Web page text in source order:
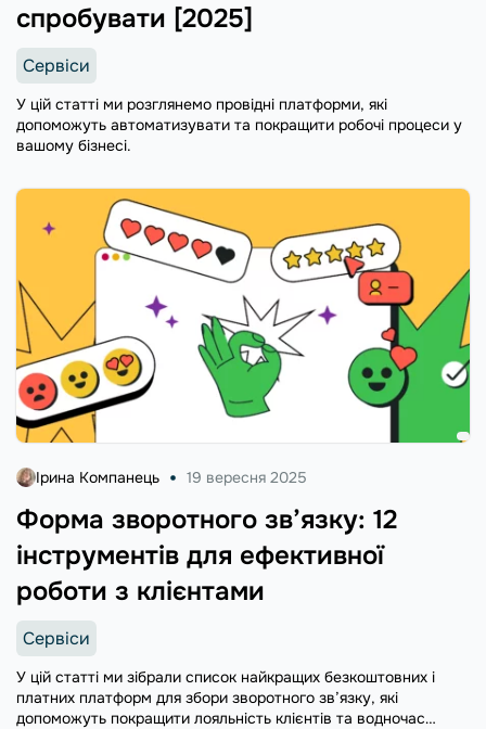
спробувати [2025]
Сервіси
У цій статті ми розглянемо провідні платформи, які
допоможуть автоматизувати та покращити робочі процеси у
вашому бізнесі.
Форма зворотного зв’язку: 12
інструментів для ефективної
роботи з клієнтами
Ірина Компанець 19 вересня 2025
Сервіси
У цій статті ми зібрали список найкращих безкоштовних і
платних платформ для збори зворотного зв’язку, які
допоможуть покращити лояльність клієнтів та водночас